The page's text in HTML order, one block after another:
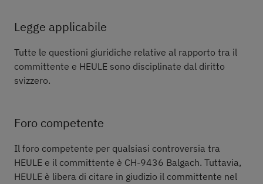
Legge applicabile
Tutte le questioni giuridiche relative al rapporto tra il
committente e HEULE sono disciplinate dal diritto
svizzero.
Foro competente
Il foro competente per qualsiasi controversia tra
HEULE e il committente è CH-9436 Balgach. Tuttavia,
HEULE è libera di citare in giudizio il committente nel